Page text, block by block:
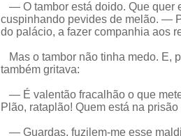
— O tambor está doido. Que quer
cuspinhando pevides de melão. —
do palácio, a fazer companhia aos
Mas o tambor não tinha medo. E,
também gritava:
— É valentão fracalhão o que
Plão, rataplão! Quem está na prisão
— Guardas, fuzilem-me esse